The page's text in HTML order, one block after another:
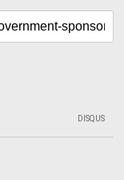
DISQUS